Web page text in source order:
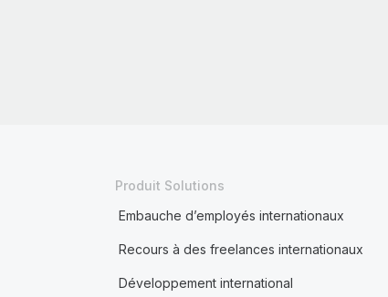
Produit Solutions
Embauche d’employés internationaux
Recours à des freelances internationaux
Développement international